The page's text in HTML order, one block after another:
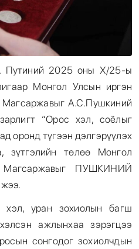
Путиний 2025 оны Х/25-ы
Монгол Улсын иргэн
Магсаржавыг А.С.Пушкиний
“Орос хэл, соёлыг
оронд түгээн дэлгэрүүлэх
зүтгэлийн төлөө Монгол
ПУШКИНИЙ
уран зохиолын багш
ажлынхаа зэрэгцээ
сонгодог зохиолчдын